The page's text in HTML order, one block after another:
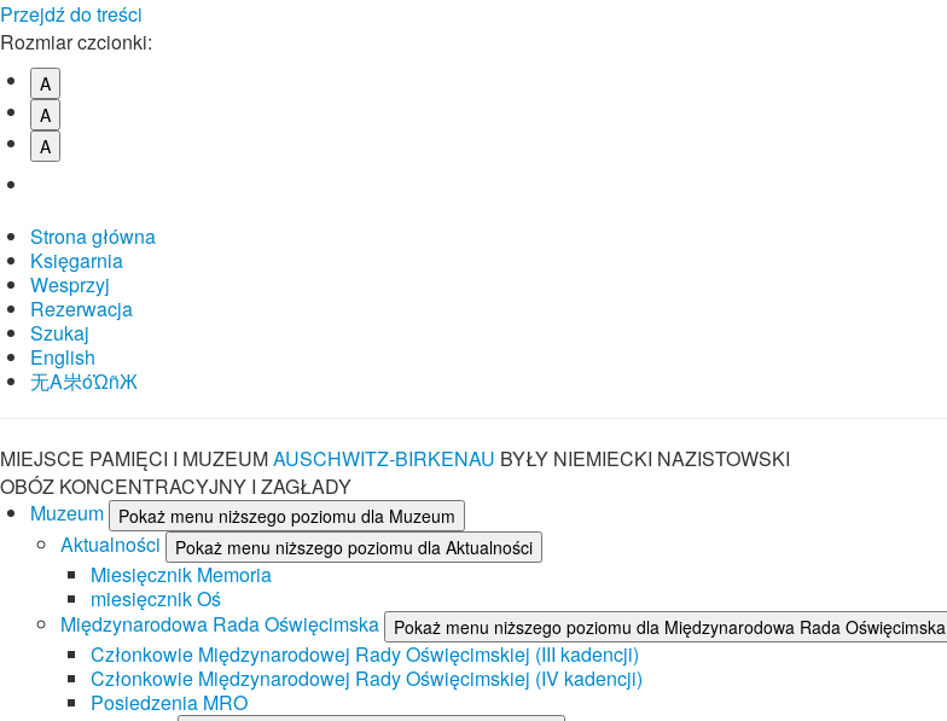
Przejdź do treści
Rozmiar czcionki:
A
A
A
Strona główna
Księgarnia
Wesprzyj
Rezerwacja
Szukaj
English
⽆A㞸óὨñЖ
MIEJSCE PAMIĘCI I MUZEUMAUSCHWITZ-BIRKENAU BYŁY NIEMIECKI NAZISTOWSKI
OBÓZ KONCENTRACYJNY I ZAGŁADY
Muzeum
Pokaż menu niższego poziomu dla Muzeum
Aktualności Pokaż menu niższego poziomu dla Aktualności
Miesięcznik Memoria
miesięcznik Oś
Międzynarodowa Rada Oświęcimska
Pokaż menu niższego poziomu dla Międzynarodowa Rada Oświęcimska
Członkowie Międzynarodowej Rady Oświęcimskiej (III kadencji)
Członkowie Międzynarodowej Rady Oświęcimskiej (IV kadencji)
Posiedzenia MRO